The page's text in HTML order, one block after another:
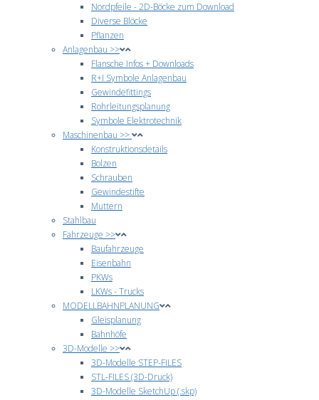
Nordpfeile - 2D-Böcke zum Download
Diverse Blöcke
Pflanzen
Anlagenbau >>
Flansche Infos + Downloads
R+I Symbole Anlagenbau
Gewindefittings
Rohrleitungsplanung
Symbole Elektrotechnik
Maschinenbau >>
Konstruktionsdetails
Bolzen
Schrauben
Gewindestifte
Muttern
Stahlbau
Fahrzeuge >>
Baufahrzeuge
Eisenbahn
PKWs
LKWs - Trucks
MODELLBAHNPLANUNG
Gleisplanung
Bahnhöfe
3D-Modelle >>
3D-Modelle STEP-FILES
STL-FILES (3D-Druck)
3D-Modelle SketchUp (.skp)